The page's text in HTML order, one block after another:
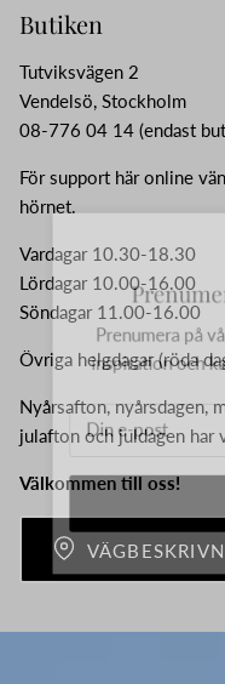
Butiken
Tutviksvägen 2
Vendelsö, Stockholm
08-776 04 14 (endast
För support här online
hörnet.
Vardagar 10.30-18.30
Lördagar 10.00-16.00
Söndagar 11.00-16.00
Övriga helgdagar (röda
Nyårsafton, nyårsdagen,
julafton och juldagen har
Välkommen till oss!
Prenumera på
inspiration och